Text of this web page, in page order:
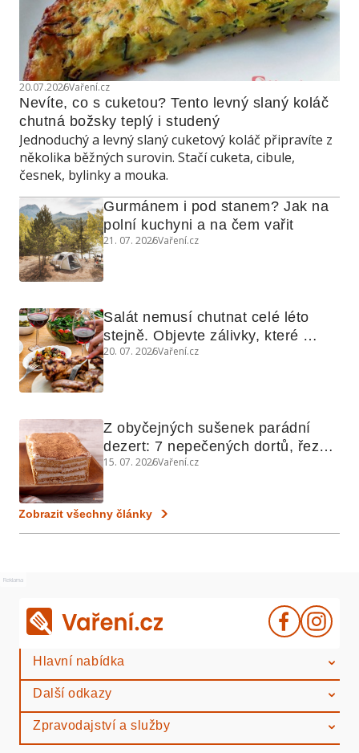
20.07.2026Vaření.cz
Nevíte, co s cuketou? Tento levný slaný koláč
chutná božsky teplý i studený
Jednoduchý a levný slaný cuketový koláč připravíte z
několika běžných surovin. Stačí cuketa, cibule,
česnek, bylinky a mouka.
Gurmánem i pod stanem? Jak na
polní kuchyni a na čem vařit
21. 07. 2026Vaření.cz
Salát nemusí chutnat celé léto
stejně. Objevte zálivky, které
využijete i na maso, nudle nebo
20. 07. 2026Vaření.cz
Z obyčejných sušenek parádní
dezert: 7 nepečených dortů, řezů
a koláčů
15. 07. 2026Vaření.cz
Zobrazit všechny články
Reklama
Hlavní nabídka
Další odkazy
Zpravodajství a služby